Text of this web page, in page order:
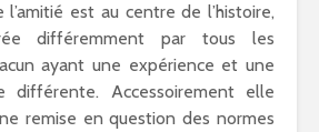
est au centre de l’histoire,
différemment par tous les
ayant une expérience et une
différente. Accessoirement elle
remise en question des normes